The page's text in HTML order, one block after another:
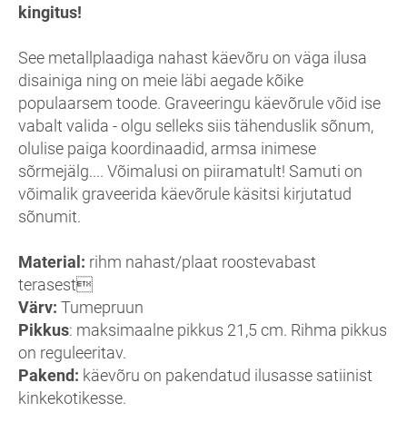
kingitus!
See metallplaadiga nahast käevõru on väga ilusa
disainiga ning on meie läbi aegade kõike
populaarsem toode. Graveeringu käevõrule võid ise
vabalt valida - olgu selleks siis tähenduslik sõnum,
olulise paiga koordinaadid, armsa inimese
sõrmejälg.... Võimalusi on piiramatult! Samuti on
võimalik graveerida käevõrule käsitsi kirjutatud
sõnumit.
Material: rihm nahast/plaat roostevabast
terasest
Värv: Tumepruun
Pikkus: maksimaalne pikkus 21,5 cm. Rihma pikkus
on reguleeritav.
Pakend: käevõru on pakendatud ilusasse satiinist
kinkekotikesse.